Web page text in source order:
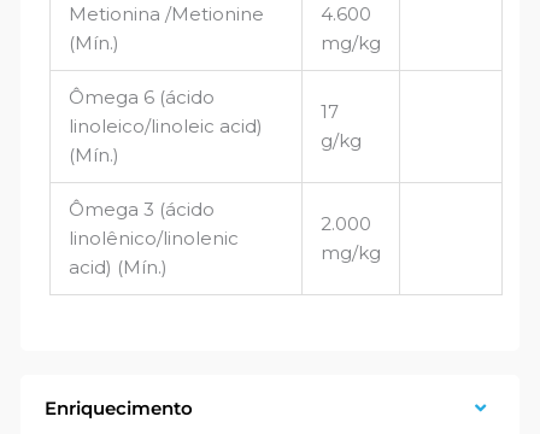
Metionina /Metionine
(Mín.)
4.600
mg/kg
Ômega 6 (ácido
linoleico/linoleic acid)
(Mín.)
17
g/kg
Ômega 3 (ácido
linolênico/linolenic
acid) (Mín.)
2.000
mg/kg
Enriquecimento